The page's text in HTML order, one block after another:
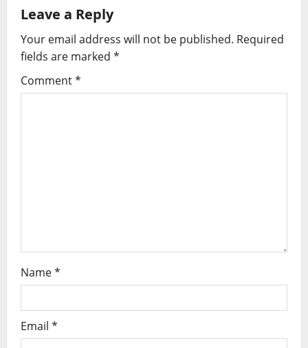
Leave a Reply
Your email address will not be published. Required
fields are marked *
Comment*
Name*
Email *